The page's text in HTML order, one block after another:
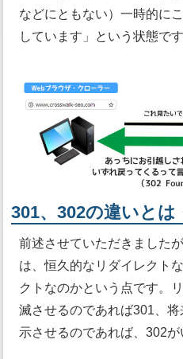
などにともない）一時的に
しています」という状態です
301、302の違いとは
前述させていただきました
は、恒久的なリダイレクト
クトなのかという点です。
滅させるのであれば301、
示させるのであれば、302が